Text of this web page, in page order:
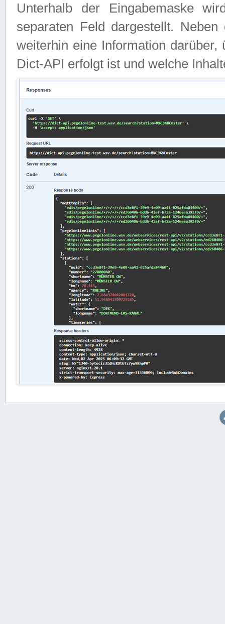
Unterhalb der Eingabemaske
separaten Feld dargestellt.
weiterhin eine Information
Dict-API erfolgt ist und welche